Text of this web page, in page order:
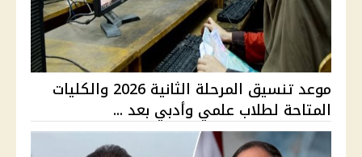
موعد تنسيق المرحلة الثانية 2026 والكليات
المتاحة لطلاب علمي وأدبي بعد ...